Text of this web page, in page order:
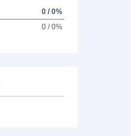
0 / 0%
0 / 0%